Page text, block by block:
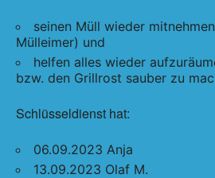
seinen Müll wieder
Mülleimer) und
helfen alles wieder
bzw. den Grillrost sauber zu
Schlüsseldienst hat:
06.09.2023 Anja
13.09.2023 Olaf M.